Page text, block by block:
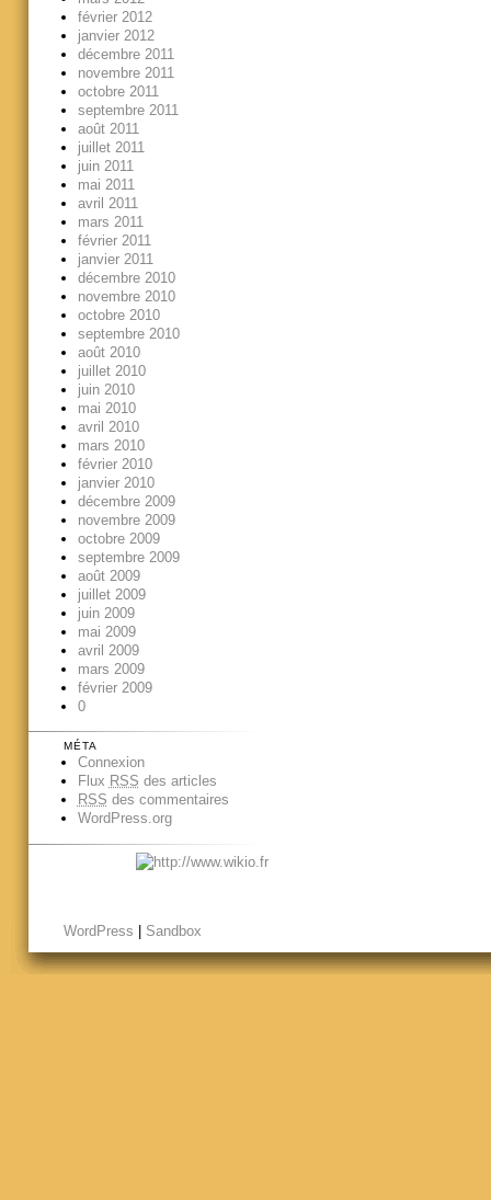
février 2012
janvier 2012
décembre 2011
novembre 2011
octobre 2011
septembre 2011
août 2011
juillet 2011
juin 2011
mai 2011
avril 2011
mars 2011
février 2011
janvier 2011
décembre 2010
novembre 2010
octobre 2010
septembre 2010
août 2010
juillet 2010
juin 2010
mai 2010
avril 2010
mars 2010
février 2010
janvier 2010
décembre 2009
novembre 2009
octobre 2009
septembre 2009
août 2009
juillet 2009
juin 2009
mai 2009
avril 2009
mars 2009
février 2009
0
MÉTA
Connexion
Flux RSS des articles
RSS des commentaires
WordPress.org
WordPress Sandbox